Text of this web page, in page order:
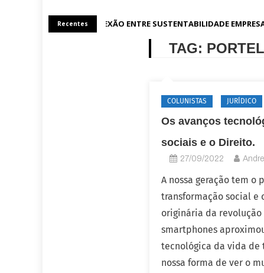
RecentesA CONEXÃO ENTRE SUSTENTABILIDADE
TAG:
COLUNISTAS JURÍDICO
Os avanços
sociais e o Direito.
27/09/2022
A nossa geração tem
transformação social e
originária da
smartphones
tecnológica da vida de
nossa forma de ver o